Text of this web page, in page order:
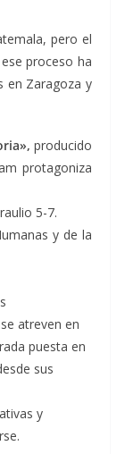
pero el
proceso ha
en Zaragoza y
producido
protagoniza
5-7.
y de la
atreven en
puesta en
sus
y